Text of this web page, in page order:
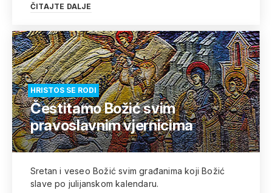
ČITAJTE DALJE
HRISTOS SE RODI
Čestitamo Božić svim
pravoslavnim vjernicima
Sretan i veseo Božić svim građanima koji Božić
slave po julijanskom kalendaru.